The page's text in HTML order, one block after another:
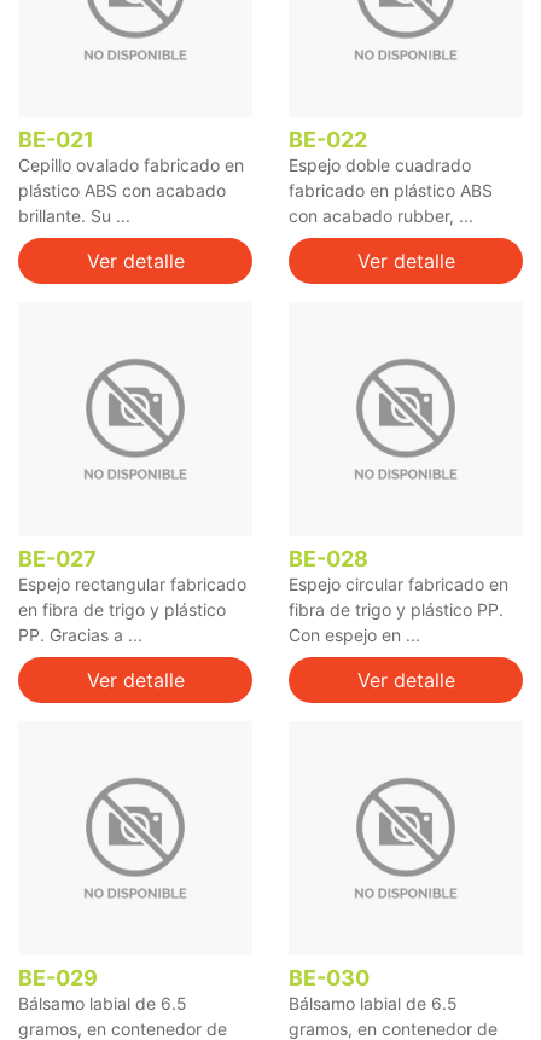
BE-021
Cepillo ovalado fabricado en
plástico ABS con acabado
brillante. Su ...
Ver detalle
BE-022
Espejo doble cuadrado
fabricado en plástico ABS
con acabado rubber, ...
Ver detalle
BE-027
Espejo rectangular fabricado
en fibra de trigo y plástico
PP. Gracias a ...
Ver detalle
BE-028
Espejo circular fabricado en
fibra de trigo y plástico PP.
Con espejo en ...
Ver detalle
BE-029
Bálsamo labial de 6.5
gramos, en contenedor de
BE-030
Bálsamo labial de 6.5
gramos, en contenedor de